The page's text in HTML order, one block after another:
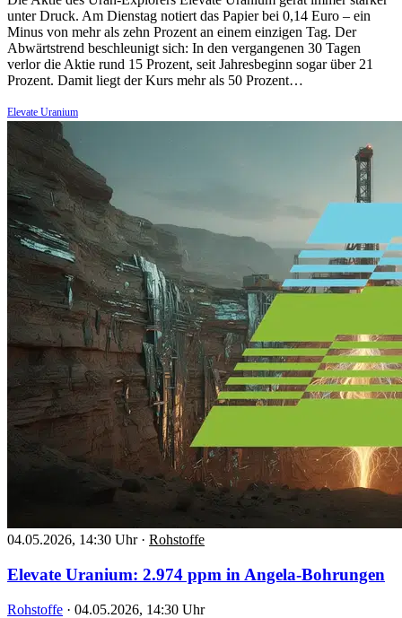
unter Druck. Am Dienstag notiert das Papier bei 0,14 Euro – ein
Minus von mehr als zehn Prozent an einem einzigen Tag. Der
Abwärtstrend beschleunigt sich: In den vergangenen 30 Tagen
verlor die Aktie rund 15 Prozent, seit Jahresbeginn sogar über 21
Prozent. Damit liegt der Kurs mehr als 50 Prozent…
Elevate Uranium
04.05.2026, 14:30 Uhr · Rohstoffe
Elevate Uranium: 2.974 ppm in Angela-Bohrungen
Rohstoffe · 04.05.2026, 14:30 Uhr